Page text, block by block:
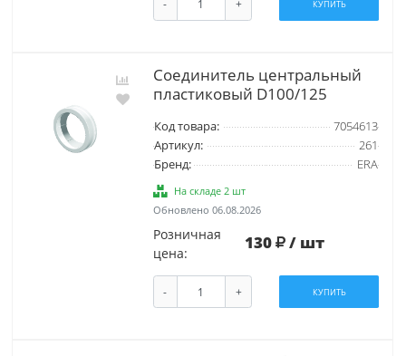
- + КУПИТЬ
Соединитель центральный
пластиковый D100/125
Код товара:
7054613
Артикул:
261
Бренд:
ERA
На складе 2 шт
Обновлено 06.08.2026
Розничная
цена:
130 / шт
- + КУПИТЬ